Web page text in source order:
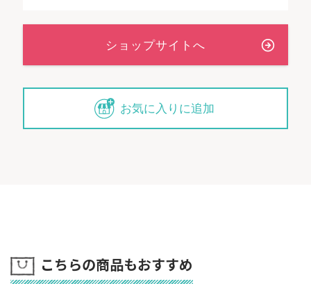
> 赤い靴、憧れだったのです。
素敵な靴、作りましょう！
お気に入りに追加
こちらの商品もおすすめ